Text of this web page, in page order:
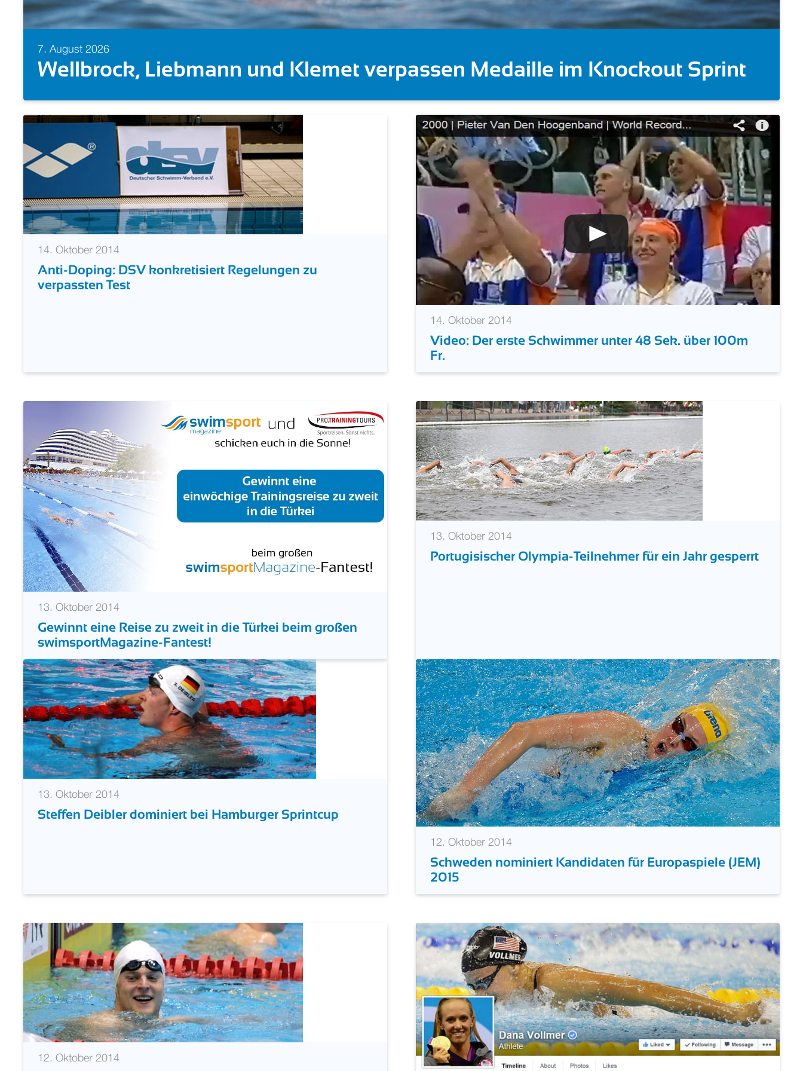
7. August 2026
Europameisterin! Isabel Gose feiert Gold im Knockout Sprint
14. Oktober 2014
Anti-Doping: DSV konkretisiert Regelungen zu
verpassten Test
14. Oktober 2014
Video: Der erste Schwimmer unter 48 Sek. über 100m
Fr.
13. Oktober 2014
Gewinnt eine Reise zu zweit in die Türkei beim großen
swimsportMagazine-Fantest!
13. Oktober 2014
Portugisischer Olympia-Teilnehmer für ein Jahr gesperrt
13. Oktober 2014
Steffen Deibler dominiert bei Hamburger Sprintcup
12. Oktober 2014
Schweden nominiert Kandidaten für Europaspiele (JEM)
2015
12. Oktober 2014